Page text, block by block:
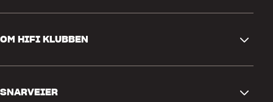
Spørsmål og svar
Retur og reklamasjon
Angre på bestilling
OM HIFI KLUBBEN
Om oss
SNARVEIER